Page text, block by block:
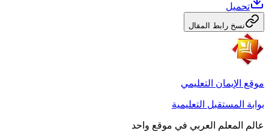
تحميل
نسخ رابط المقال
موقع الإيمان التعليمي
بوابة المستقبل التعليمية
عالم المعلم العربي في موقع واحد